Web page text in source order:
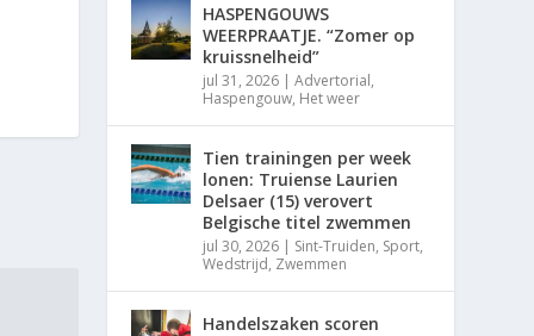
HASPENGOUWS
WEERPRAATJE. “Zomer op
kruissnelheid”
jul 31, 2026 |Advertorial,
Haspengouw, Het weer
Tien trainingen per week
lonen: Truiense Laurien
Delsaer (15) verovert
Belgische titel zwemmen
jul 30, 2026 | Sint-Truiden, Sport,
Wedstrijd, Zwemmen
Handelszaken scoren